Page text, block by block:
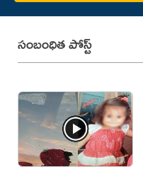
సంబంధిత పోస్ట్